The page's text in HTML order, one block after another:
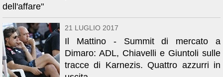
dell'affare"
21 LUGLIO 2017
Il Mattino - Summit di mercato a
Dimaro: ADL, Chiavelli e Giuntoli sulle
tracce di Karnezis. Quattro azzurri in